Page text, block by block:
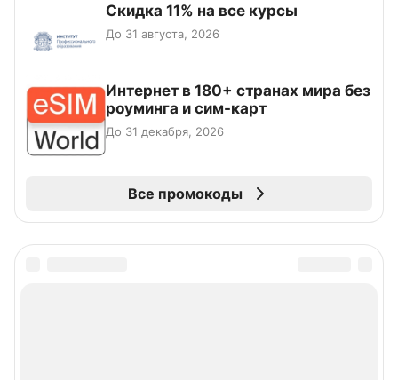
Скидка 11% на все курсы
До 31 августа, 2026
Интернет в 180+ странах мира без
роуминга и сим-карт
До 31 декабря, 2026
Все промокоды